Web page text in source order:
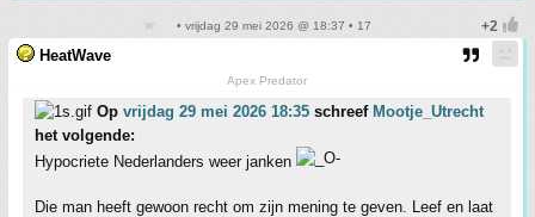
• vrijdag 29 mei 2026 @ 18:37 • 17
HeatWave
Apex Predator
Op vrijdag 29 mei 2026 18:35 schreef Mootje_Utrecht
het volgende:
Hypocriete Nederlanders weer janken
Die man heeft gewoon recht om zijn mening te geven. Leef en laat